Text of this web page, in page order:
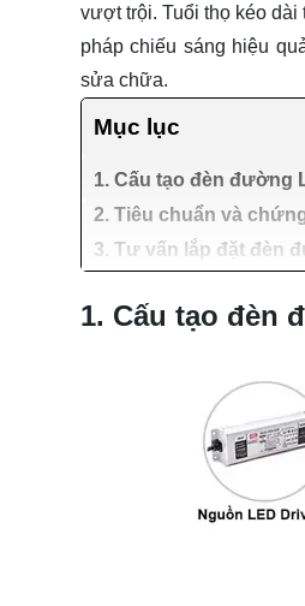
vượt trội. Tuổi thọ kéo
pháp chiếu sáng hiệu
sửa chữa.
Mục lục
1. Cấu tạo đèn đường
2. Tiêu chuẩn và
3. Tư vấn lắp đặt đèn
1. Cấu tạo đèn